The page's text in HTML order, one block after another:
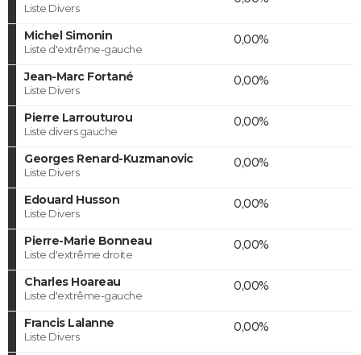
Liste Divers
Michel Simonin
Liste d'extrême-gauche
0,00%
Jean-Marc Fortané
Liste Divers
0,00%
Pierre Larrouturou
Liste divers gauche
0,00%
Georges Renard-Kuzmanovic
Liste Divers
0,00%
Edouard Husson
Liste Divers
0,00%
Pierre-Marie Bonneau
Liste d'extrême droite
0,00%
Charles Hoareau
Liste d'extrême-gauche
0,00%
Francis Lalanne
Liste Divers
0,00%